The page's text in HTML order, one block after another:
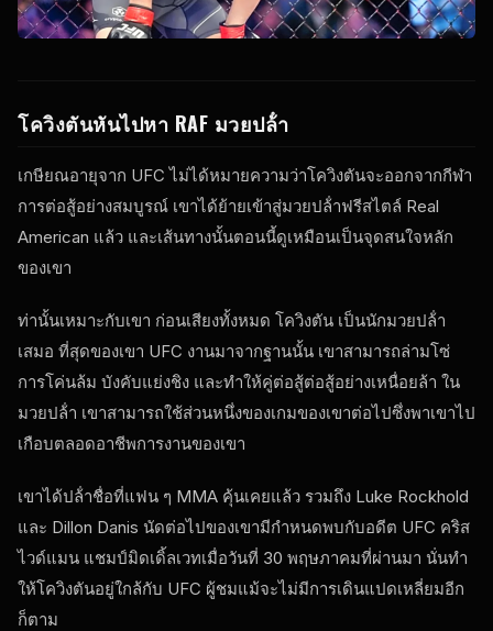
โควิงตันหันไปหา RAF มวยปล้ํา
เกษียณอายุจาก UFC ไม่ได้หมายความว่าโควิงตันจะออกจากกีฬา
การต่อสู้อย่างสมบูรณ์ เขาได้ย้ายเข้าสู่มวยปล้ําฟรีสไตล์ Real
American แล้ว และเส้นทางนั้นตอนนี้ดูเหมือนเป็นจุดสนใจหลัก
ของเขา
ท่านั้นเหมาะกับเขา ก่อนเสียงทั้งหมด โควิงตัน เป็นนักมวยปล้ํา
เสมอ ที่สุดของเขา UFC งานมาจากฐานนั้น เขาสามารถล่ามโซ่
การโค่นล้ม บังคับแย่งชิง และทําให้คู่ต่อสู้ต่อสู้อย่างเหนื่อยล้า ใน
มวยปล้ํา เขาสามารถใช้ส่วนหนึ่งของเกมของเขาต่อไปซึ่งพาเขาไป
เกือบตลอดอาชีพการงานของเขา
เขาได้ปล้ําชื่อที่แฟน ๆ MMA คุ้นเคยแล้ว รวมถึง Luke Rockhold
และ Dillon Danis นัดต่อไปของเขามีกําหนดพบกับอดีต UFC คริส
ไวด์แมน แชมป์มิดเดิ้ลเวทเมื่อวันที่ 30 พฤษภาคมที่ผ่านมา นั่นทํา
ให้โควิงตันอยู่ใกล้กับ UFC ผู้ชมแม้จะไม่มีการเดินแปดเหลี่ยมอีก
ก็ตาม